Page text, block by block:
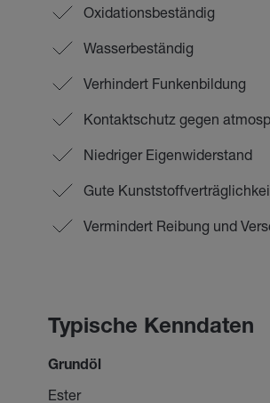
Oxidationsbeständig
Wasserbeständig
Verhindert Funkenbildung
Kontaktschutz gegen
Niedriger Eigenwiderstand
Gute
Vermindert Reibung und
Typische Kenndaten
Grundöl
Ester